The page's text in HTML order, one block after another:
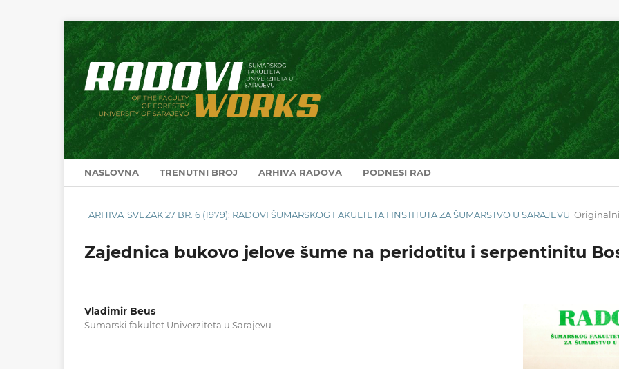
NASLOVNA TRENUTNI BROJ ARHIVA RADOVA PODNESI RAD
ARHIVA SVEZAK 27 BR. 6 (1979): RADOVI ŠUMARSKOG FAKULTETA I INSTITUTA ZA ŠUMARSTVO U SARAJEVU
Zajednica bukovo jelove šume na peridotitu i serpentinitu
Vladimir Beus
Šumarski fakultet Univerziteta u Sarajevu